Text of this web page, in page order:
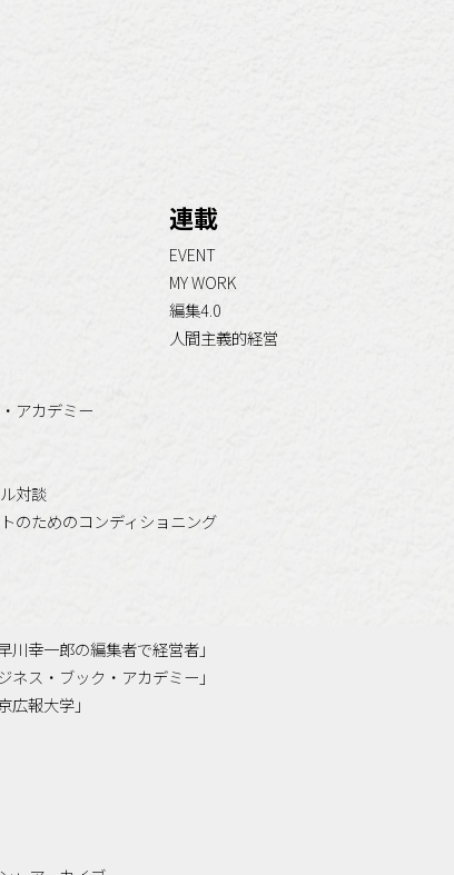
連載
EVENT
MY WORK
編集4.0
人間主義的経営
アカデミー
対談
のためのコンディショニング
幸一郎の編集者で経営者」
ス・ブック・アカデミー」
報大学」